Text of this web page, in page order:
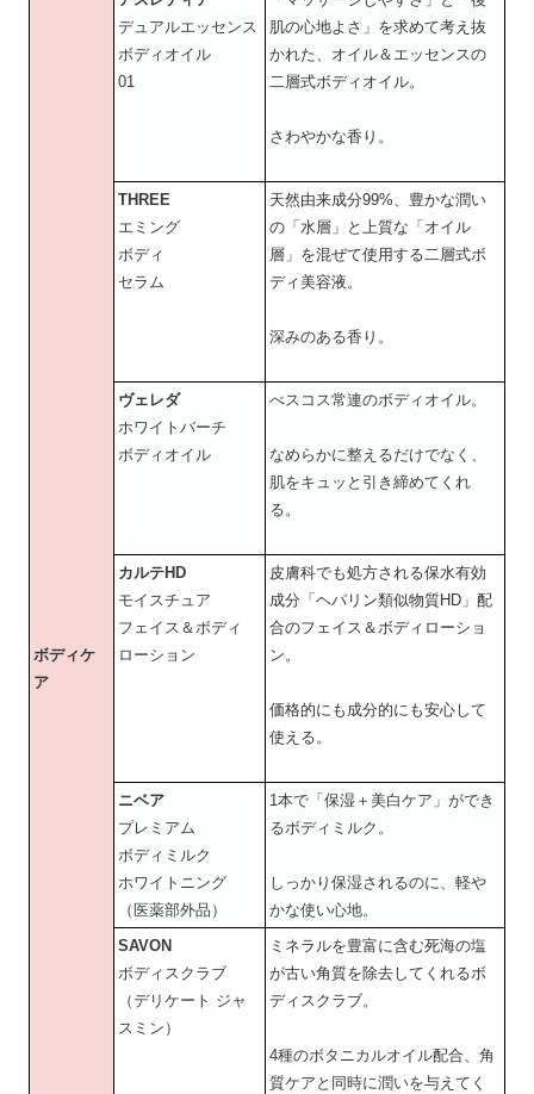
ボディケ
ア
デュアルエッセンス
ボディオイル
01
肌の心地よさ」を求めて考え抜
かれた、オイル＆エッセンスの
二層式ボディオイル。
さわやかな香り。
THREE
エミング
ボディ
セラム
天然由来成分99%、豊かな潤い
の「水層」と上質な「オイル
層」を混ぜて使用する二層式ボ
ディ美容液。
深みのある香り。
ヴェレダ
ホワイトバーチ
ボディオイル
べスコス常連のボディオイル。
なめらかに整えるだけでなく、
肌をキュッと引き締めてくれ
る。
カルテHD
モイスチュア
フェイス＆ボディ
ローション
皮膚科でも処方される保水有効
成分「ヘパリン類似物質HD」配
合のフェイス＆ボディローショ
ン。
価格的にも成分的にも安心して
使える。
ニベア
プレミアム
ボディミルク
ホワイトニング
（医薬部外品）
1本で「保湿＋美白ケア」ができ
るボディミルク。
しっかり保湿されるのに、軽や
かな使い心地。
SAVON
ボディスクラブ
（デリケート ジャ
スミン）
ミネラルを豊富に含む死海の塩
が古い角質を除去してくれるボ
ディスクラブ。
4種のボタニカルオイル配合、角
質ケアと同時に潤いを与えてく